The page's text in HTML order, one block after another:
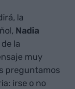
la
Nadia
la
muy
preguntamos
irse o no